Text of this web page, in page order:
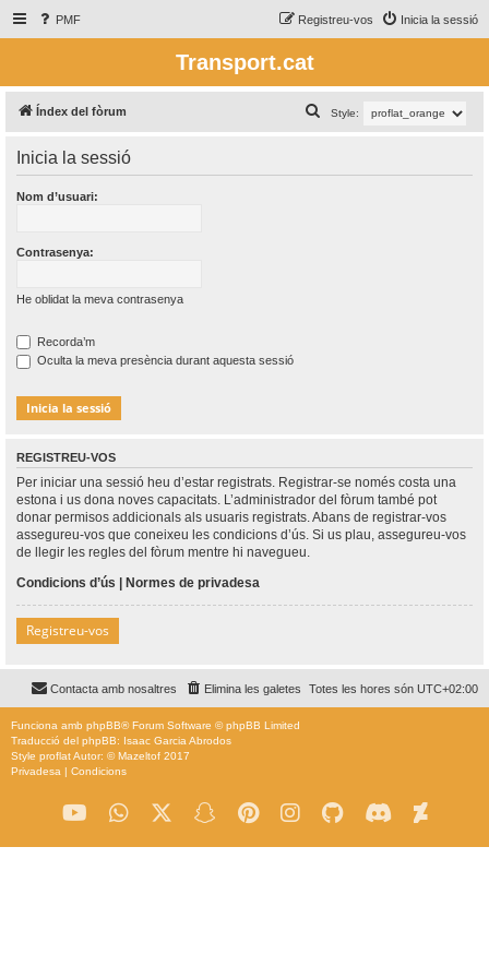
PMF Inicia la sessió
Registreu-vos
Transport.cat
Índex del fòrum Style:
e
Inicia la sessió
Nom d’usuari:
Contrasenya:
He oblidat la meva contrasenya
Recorda’m
Oculta la meva presència durant aquesta sessió
REGISTREU-VOS
Per iniciar una sessió heu d’estar registrats. Registrar-se només costa una
estona i us dona noves capacitats. L’administrador del fòrum també pot
donar permisos addicionals als usuaris registrats. Abans de registrar-vos
assegureu-vos que coneixeu les condicions d’ús. Si us plau, assegureu-vos
de llegir les regles del fòrum mentre hi navegueu.
Condicions d’ús
Normes de privadesa
Registreu-vos
Totes les hores són UTC+02:00
Elimina les galetes
Contacta amb nosaltres
Funciona amb phpBB® Forum Software © phpBB Limited
Traducció del phpBB: Isaac Garcia Abrodos
Style proflatAutor: © Mazeltof 2017
Privadesa
Condicions